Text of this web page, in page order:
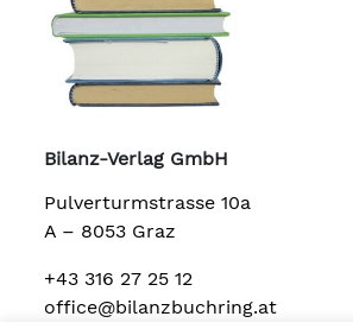
Bilanz-Verlag GmbH
Pulverturmstrasse 10a
A – 8053 Graz
+43 316 27 25 12
office@bilanzbuchring.at